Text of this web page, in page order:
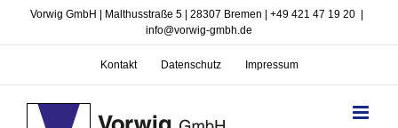
springen
Vorwig GmbH | Malthusstraße 5 | 28307 Bremen | +49 421 47 19 20
info@vorwig-gmbh.de
Kontakt Datenschutz Impressum